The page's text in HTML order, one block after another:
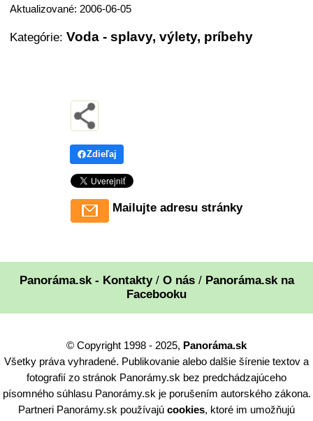
Aktualizované: 2006-06-05
Kategórie: Voda - splavy, výlety, príbehy
Zdieľaj
Mailujte adresu stránky
Panoráma.sk - Kontakty/ O nás/ Panoráma.sk na
Facebooku
© Copyright 1998 - 2025, Panoráma.sk
Všetky práva vyhradené. Publikovanie alebo dalšie šírenie textov a
fotografií zo stránok Panorámy.sk bez predchádzajúceho
písomného súhlasu Panorámy.sk je porušením autorského zákona.
Partneri Panorámy.sk používajú cookies, ktoré im umožňujú